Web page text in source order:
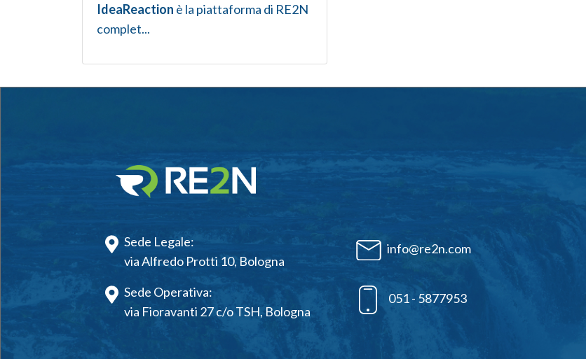
IdeaReaction è la piattaforma di RE2N
complet...
Sede Legale:
via Alfredo Protti 10, Bologna
Sede Operativa:
via Fioravanti 27 c/o TSH, Bologna
info@re2n.com
051 - 5877953